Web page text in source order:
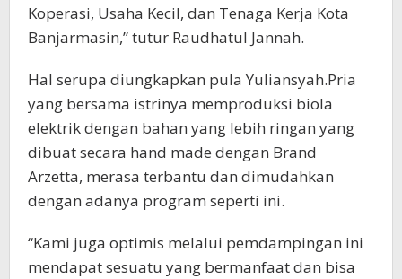
Koperasi, Usaha Kecil, dan Tenaga Kerja Kota
Banjarmasin,” tutur Raudhatul Jannah.
Hal serupa diungkapkan pula Yuliansyah.Pria
yang bersama istrinya memproduksi biola
elektrik dengan bahan yang lebih ringan yang
dibuat secara hand made dengan Brand
Arzetta, merasa terbantu dan dimudahkan
dengan adanya program seperti ini.
“Kami juga optimis melalui pemdampingan ini
mendapat sesuatu yang bermanfaat dan bisa